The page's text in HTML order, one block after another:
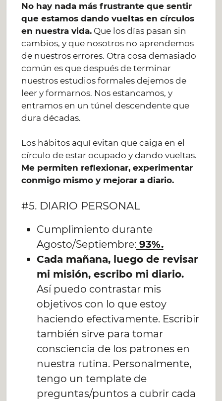
No hay nada más frustrante que sentir
que estamos dando vueltas en círculos
en nuestra vida. Que los días pasan sin
cambios, y que nosotros no aprendemos
de nuestros errores. Otra cosa demasiado
común es que después de terminar
nuestros estudios formales dejemos de
leer y formarnos. Nos estancamos, y
entramos en un túnel descendente que
dura décadas.
Los hábitos aquí evitan que caiga en el
círculo de estar ocupado y dando vueltas.
Me permiten reflexionar, experimentar
conmigo mismo y mejorar a diario.
#5. DIARIO PERSONAL
Cumplimiento durante
Agosto/Septiembre:93%.
Cada mañana, luego de revisar
mi misión, escribo mi diario.
Así puedo contrastar mis
objetivos con lo que estoy
haciendo efectivamente. Escribir
también sirve para tomar
consciencia de los patrones en
nuestra rutina. Personalmente,
tengo un template de
preguntas/puntos a cubrir cada